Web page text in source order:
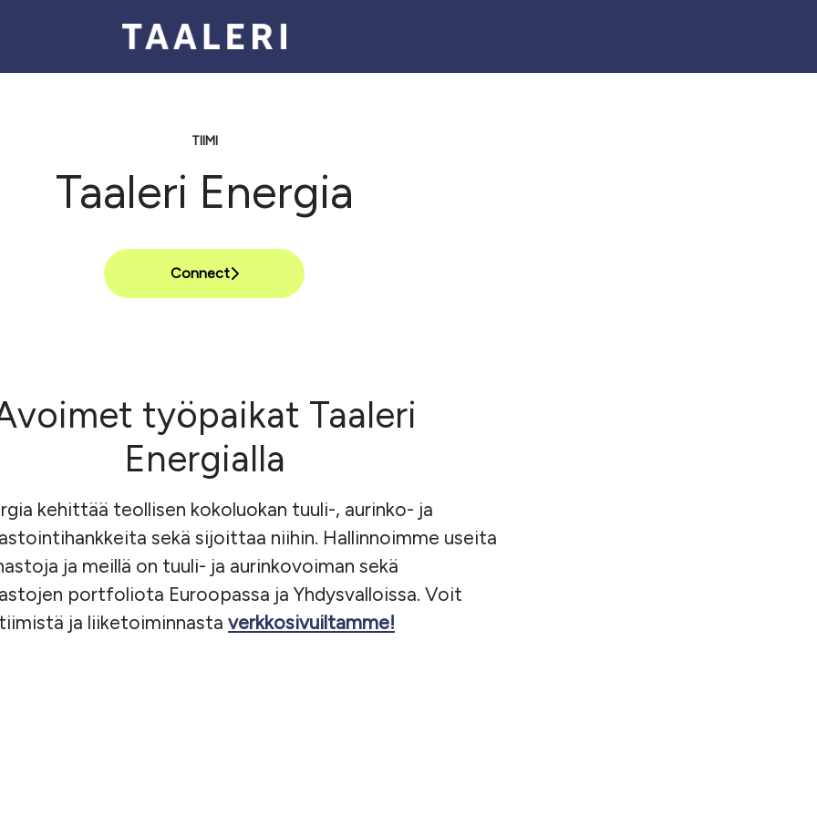
TIIMI
Taaleri Energia
Connect
työpaikat Taaleri
Energialla
kehittää teollisen kokoluokan tuuli-, aurinko- ja
sekä sijoittaa niihin. Hallinnoimme useita
ja meillä on tuuli- ja aurinkovoiman sekä
portfoliota Euroopassa ja Yhdysvalloissa. Voit
ja liiketoiminnasta verkkosivuiltamme!